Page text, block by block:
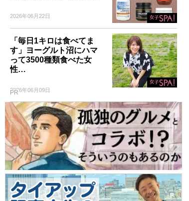
2026年06月22日
「毎日1キロは食べてま
す」ヨーグルト沼にハマ
って3500種類食べた女
性…
2026年06月09日
PR